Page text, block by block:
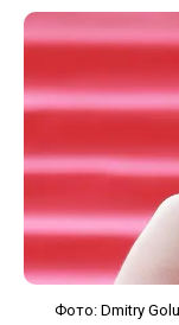
Фото: Dmitry